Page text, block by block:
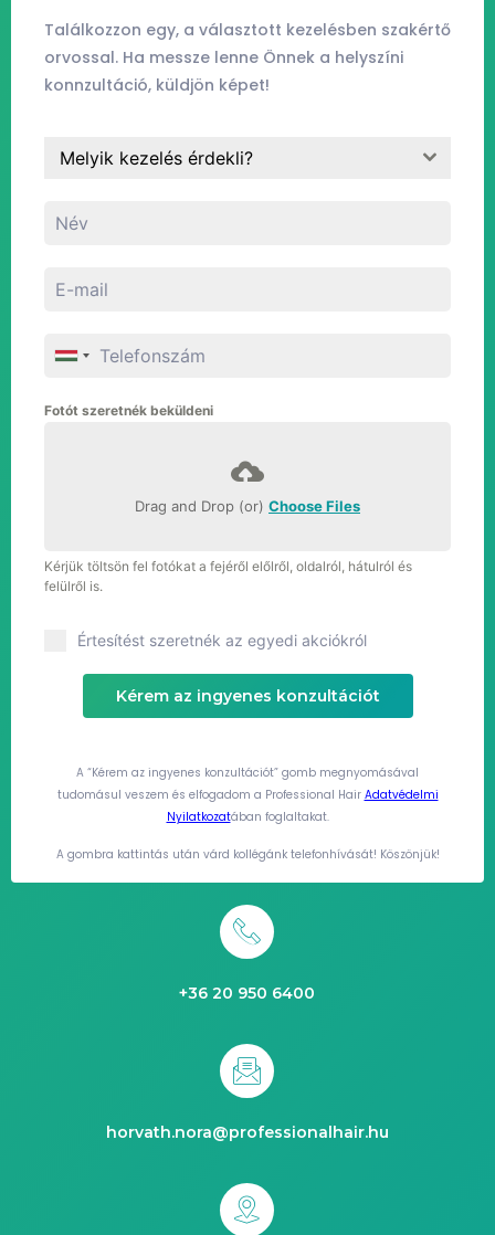
Találkozzon egy, a választott kezelésben szakértő
orvossal. Ha messze lenne Önnek a helyszíni
konnzultáció, küldjön képet!
Melyik kezelés érdekli?
Fotót szeretnék beküldeni
Drag and Drop (or) Choose Files
Kérjük töltsön fel fotókat a fejéről előlről, oldalról, hátulról és
felülről is.
Értesítést szeretnék az egyedi akciókról
Kérem az ingyenes konzultációt
A “Kérem az ingyenes konzultációt” gomb megnyomásával
tudomásul veszem és elfogadom a Professional Hair Adatvédelmi
Nyilatkozatában foglaltakat.
A gombra kattintás után várd kollégánk telefonhívását! Köszönjük!
+36 20 950 6400
horvath.nora@professionalhair.hu